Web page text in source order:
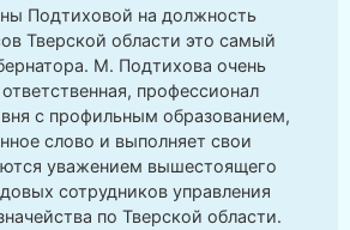
Подтиховой на должность
Тверской области это самый
М. Подтихова очень
профессионал
с профильным образованием,
слово и выполняет свои
уважением вышестоящего
сотрудников управления
по Тверской области.